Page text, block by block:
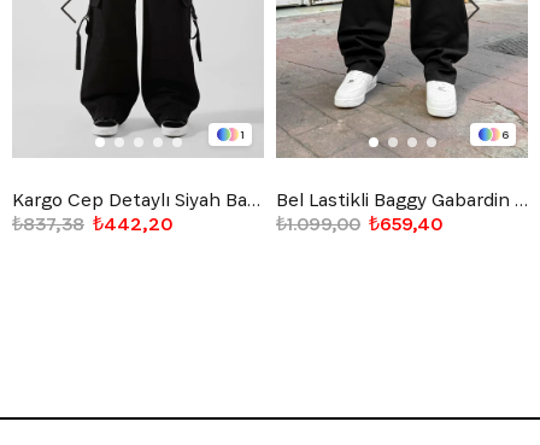
1
Kargo Cep Detaylı Siyah Baggy Jean
₺442,20
₺837,38
6
Bel Lastikli Baggy Gabardin Pantolon Siyah
₺659,40
₺1.099,00